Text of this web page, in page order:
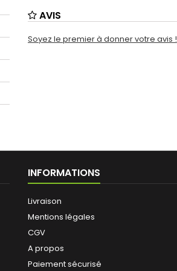
AVIS
Soyez le premier à donner votre avis !
INFORMATIONS
Livraison
Mentions légales
CGV
A propos
Paiement sécurisé